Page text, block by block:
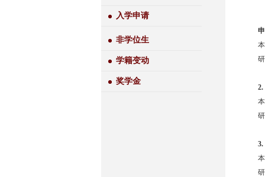
入学申请
非学位生
学籍变动
奖学金
2.
3.